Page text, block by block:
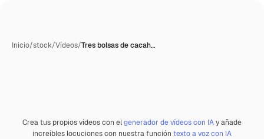
Inicio/stock/Vídeos/Tres bolsas de cacah…
Premium
Crea tus propios vídeos con elgenerador de vídeos con IAy añade
increíbles locuciones con nuestra función texto a voz con IA